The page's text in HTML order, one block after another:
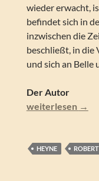
wieder erwacht,
befindet sich in
inzwischen die
beschließt, in die
und sich an Belle
Der Autor
Robert A.
weiterlesen →
HEYNE